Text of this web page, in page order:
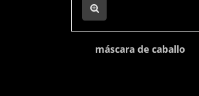
máscara de caballo